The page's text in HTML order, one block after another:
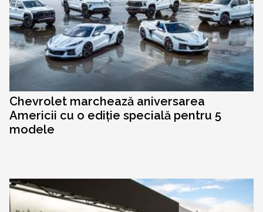
Chevrolet marchează aniversarea
Americii cu o ediție specială pentru 5
modele